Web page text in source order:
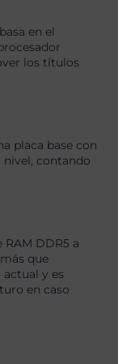
en el
los títulos
placa base con
nivel, contando
DDR5 a
que
y es
en caso